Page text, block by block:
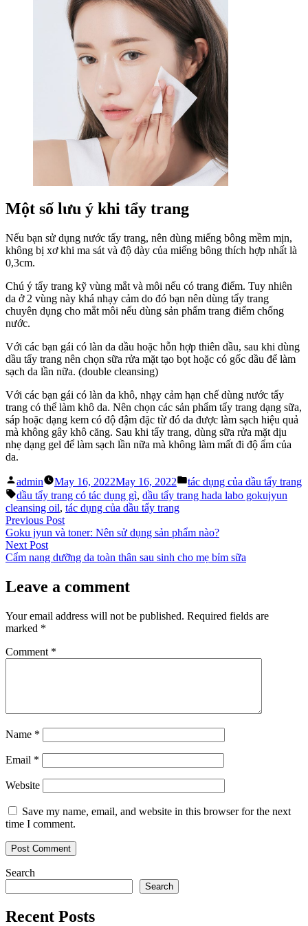
Một số lưu ý khi tẩy trang
Nếu bạn sử dụng nước tẩy trang, nên dùng miếng bông mềm mịn,
không bị xơ khi ma sát và độ dày của miếng bông thích hợp nhất là
0,3cm.
Chú ý tẩy trang kỹ vùng mắt và môi nếu có trang điểm. Tuy nhiên
da ở 2 vùng này khá nhạy cảm do đó bạn nên dùng tẩy trang
chuyên dụng cho mắt môi nếu dùng sản phẩm trang điểm chống
nước.
Với các bạn gái có làn da dầu hoặc hỗn hợp thiên dầu, sau khi dùng
dầu tẩy trang nên chọn sữa rửa mặt tạo bọt hoặc có gốc dầu để làm
sạch da lần nữa. (double cleansing)
Với các bạn gái có làn da khô, nhạy cảm hạn chế dùng nước tẩy
trang có thể làm khô da. Nên chọn các sản phẩm tẩy trang dạng sữa,
sáp hoặc dạng kem có độ đậm đặc từ đó da được làm sạch hiệu quả
mà không gây khô căng. Sau khi tẩy trang, dùng sữa rửa mặt dịu
nhẹ dạng gel để làm sạch lần nữa mà không làm mất đi độ ẩm của
da.
Posted
by
admin May 16, 2022May 16, 2022
Posted
in
tác dụng của dầu tẩy trang
Tags:
dầu tẩy trang có tác dụng gì, dầu tẩy trang hada labo gokujyun
cleansing oil, tác dụng của dầu tẩy trang
Post
navigation
Previous PostPrevious
post:
Goku jyun và toner: Nên sử dụng sản phẩm nào?
Next PostNext
post:
Cẩm nang dưỡng da toàn thân sau sinh cho mẹ bỉm sữa
Leave a comment
Your email address will not be published. Required fields are
marked *
Comment *
Name *
Email *
Website
Save my name, email, and website in this browser for the next
time I comment.
Search
Search
Recent Posts